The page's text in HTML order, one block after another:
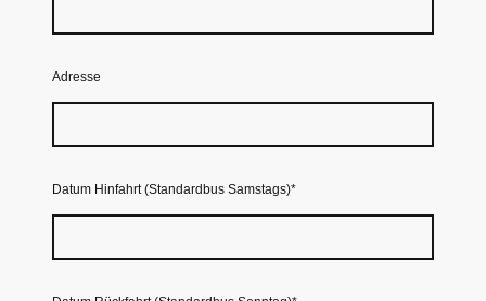
Adresse
Datum Hinfahrt (Standardbus Samstags)*